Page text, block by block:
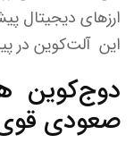
ارزهای دیجیتال
این آلت‌کوین در
دوج‌کوین
صعودی